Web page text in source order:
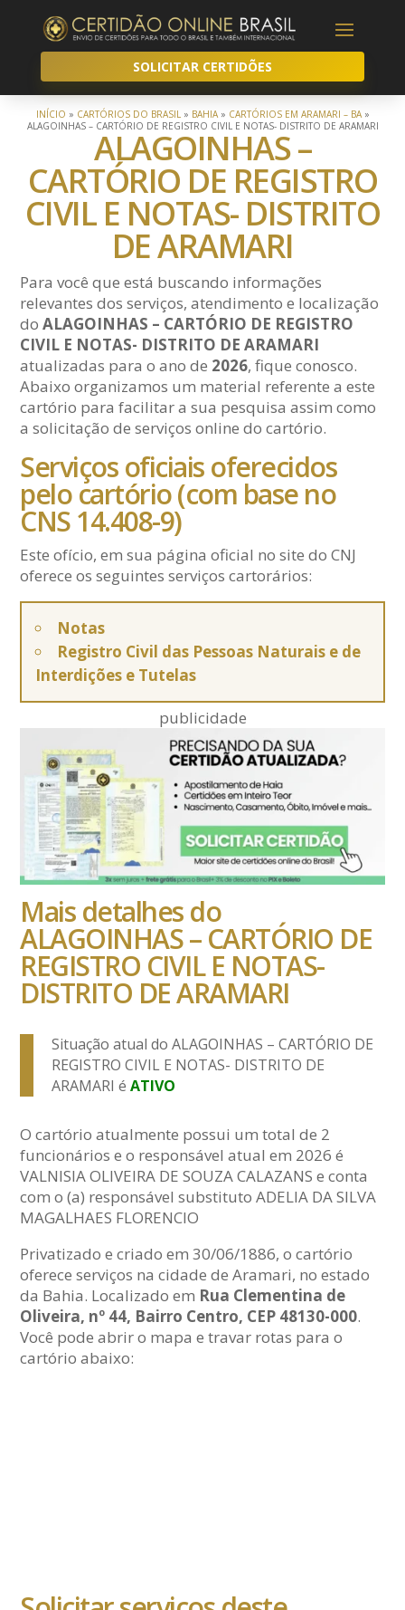
SOLICITAR CERTIDÕES
INÍCIO » CARTÓRIOS DO BRASIL» BAHIA» CARTÓRIOS EM ARAMARI – BA»
ALAGOINHAS – CARTÓRIO DE REGISTRO CIVIL E NOTAS- DISTRITO DE ARAMARI
ALAGOINHAS –
CARTÓRIO DE REGISTRO
CIVIL E NOTAS- DISTRITO
DE ARAMARI
Para você que está buscando informações
relevantes dos serviços, atendimento e localização
doALAGOINHAS – CARTÓRIO DE REGISTRO
CIVIL E NOTAS- DISTRITO DE ARAMARI
atualizadas para o ano de 2026, fique conosco.
Abaixo organizamos um material referente a este
cartório para facilitar a sua pesquisa assim como
a solicitação de serviços online do cartório.
Serviços oficiais oferecidos
pelo cartório (com base no
CNS 14.408-9)
Este ofício, em sua página oficial no site do CNJ
oferece os seguintes serviços cartorários:
Notas
Registro Civil das Pessoas Naturais e de
Interdições e Tutelas
publicidade
Mais detalhes do
ALAGOINHAS – CARTÓRIO DE
REGISTRO CIVIL E NOTAS-
DISTRITO DE ARAMARI
Situação atual do ALAGOINHAS – CARTÓRIO DE
REGISTRO CIVIL E NOTAS- DISTRITO DE
ARAMARI éATIVO
O cartório atualmente possui um total de 2
funcionários e o responsável atual em 2026 é
VALNISIA OLIVEIRA DE SOUZA CALAZANS e conta
com o (a) responsável substituto ADELIA DA SILVA
MAGALHAES FLORENCIO
Privatizado e criado em 30/06/1886, o cartório
oferece serviços na cidade de Aramari, no estado
da Bahia. Localizado em Rua Clementina de
Oliveira, nº 44, Bairro Centro, CEP 48130-000.
Você pode abrir o mapa e travar rotas para o
cartório abaixo: